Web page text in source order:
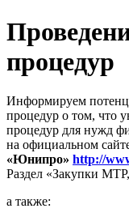
процедур
Информируем
процедур о том, что
процедур для нужд
на официальном
«Юнипро» http://
Раздел «Закупки
а также: